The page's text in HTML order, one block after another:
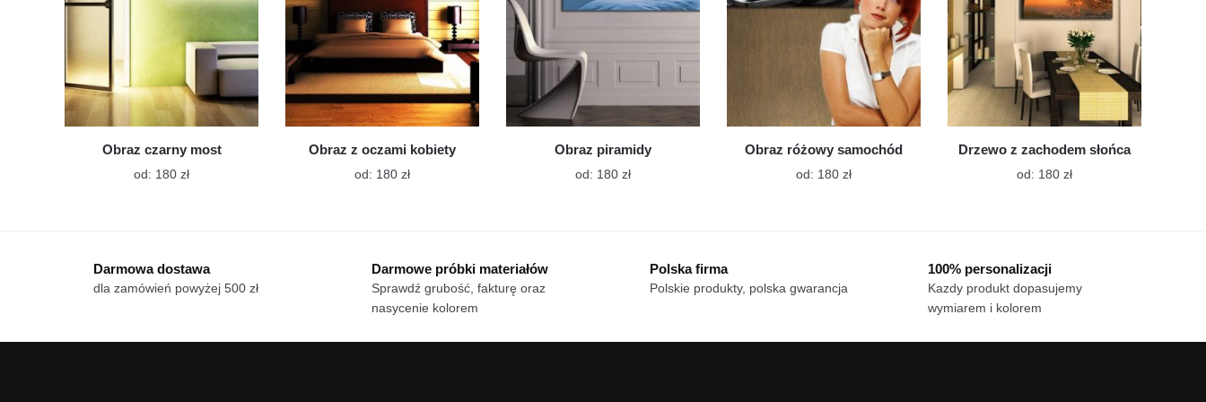
stronie
stronie
produktu
stronie
stronie
produktu
stronie
produktu
Obraz czarny most
od: 180 złTen
Opcje
można
Obraz z oczami kobiety
od: 180 złTen
Opcje
można
wybrać
Obraz piramidy
od: 180 złTen
Opcje
można
Obraz różowy samochód
od: 180 złTen
Drzewo z zachodem słońca
od: 180 złTen
można
Darmowa dostawa
dla zamówień powyżej 500 zł
Darmowe próbki materiałów
Sprawdź grubość, fakturę oraz
nasycenie kolorem
Polska firma
Polskie produkty, polska gwarancja
100% personalizacji
Kazdy produkt dopasujemy
wymiarem i kolorem